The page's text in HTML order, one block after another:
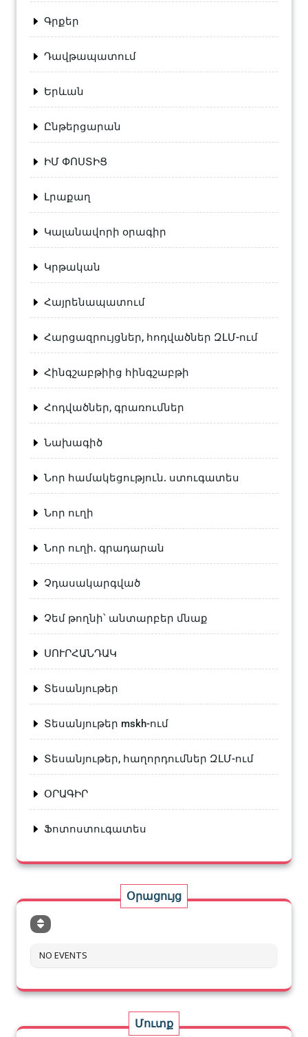
Գրքեր
Դավթապատում
Երևան
Ընթերցարան
ԻՄ ՓՈՍՏԻՑ
Լրաքաղ
Կալանավորի օրագիր
Կրթական
Հայրենապատում
Հարցազրույցներ, հոդվածներ ԶԼՄ-ում
Հինգշաբթիից հինգշաբթի
Հոդվածներ, գրառումներ
Նախագիծ
Նոր համակեցություն. ստուգատես
Նոր ուղի
Նոր ուղի. գրադարան
Չդասակարգված
Չեմ թողնի՝ անտարբեր մնաք
ՍՈՒՐՀԱՆԴԱԿ
Տեսանյութեր
Տեսանյութեր mskh-ում
Տեսանյութեր, հաղորդումներ ԶԼՄ-ում
ՕՐԱԳԻՐ
Ֆոտոստուգատես
Օրացույց
NO EVENTS
Մուտք